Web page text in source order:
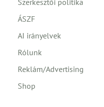
Szerkesztői politika
ÁSZF
AI irányelvek
Rólunk
Reklám/Advertising
Shop